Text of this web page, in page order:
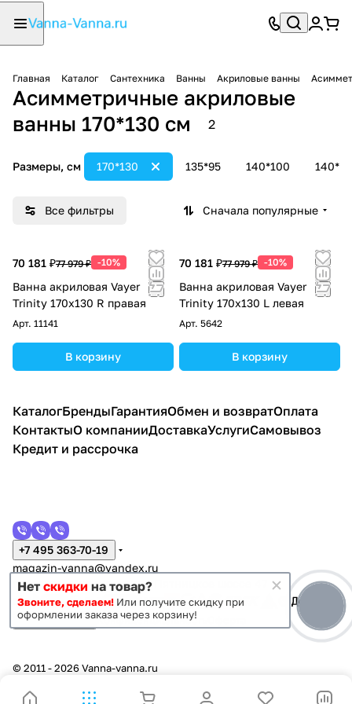
Главная Каталог Сантехника Ванны Акриловые ванны
Асимметричные акриловые
ванны 170*130 см
2
Размеры, см 135*95 140*100 140*90
170*130
Все фильтры Сначала популярные
70 181 ₽77 979 ₽ -10%
Ванна акриловая Vayer
Trinity 170х130 R правая
Арт. 11141
В корзину
70 181 ₽77 979 ₽ -10%
Ванна акриловая Vayer
Trinity 170х130 L левая
Арт. 5642
В корзину
КаталогБрендыГарантияОбмен и возвратОплата
КонтактыО компанииДоставкаУслугиСамовывоз
Кредит и рассрочка
+7 495 363-70-19
magazin-vanna@yandex.ru
г. Москва, Митино, улица Пятницкое шоссе 47
Темная тема Конфиденциальность
© 2011 - 2026 Vanna-vanna.ru
Нет скидки на товар?
Звоните, сделаем! Или получите скидку при
оформлении заказа через корзину!